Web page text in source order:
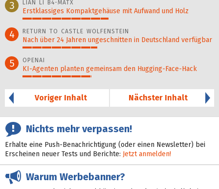
3 LIAN LI B4-MATX
Erstklassiges Kompaktgehäuse mit Aufwand und Holz
45%
4 RETURN TO CASTLE WOLFENSTEIN
Nach über 24 Jahren ungeschnitten in Deutschland verfügbar
39%
5 OPENAI
KI-Agenten planten gemein­sam den Hugging-Face-Hack
36%
Voriger Inhalt
Nächster Inhalt
Nichts mehr verpassen!
Erhalte eine Push-Benachrichtigung (oder einen Newsletter) bei
Erscheinen neuer Tests und Berichte: Jetzt anmelden!
Warum Werbebanner?